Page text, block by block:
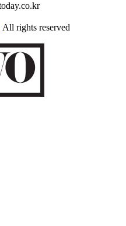
All rights reserved